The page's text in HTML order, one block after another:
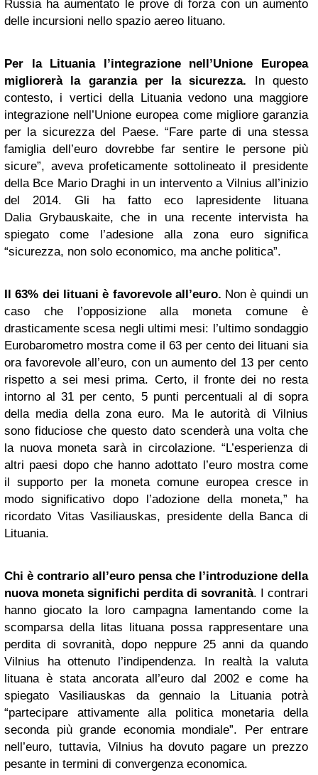
Russia ha aumentato le prove di forza con un aumento
delle incursioni nello spazio aereo lituano.
Per la Lituania l’integrazione nell’Unione Europea
migliorerà la garanzia per la sicurezza. In questo
contesto, i vertici della Lituania vedono una maggiore
integrazione nell’Unione europea come migliore garanzia
per la sicurezza del Paese. “Fare parte di una stessa
famiglia dell’euro dovrebbe far sentire le persone più
sicure”, aveva profeticamente sottolineato il presidente
della Bce Mario Draghi in un intervento a Vilnius all’inizio
del 2014. Gli ha fatto eco lapresidente lituana
Dalia Grybauskaite, che in una recente intervista ha
spiegato come l’adesione alla zona euro significa
“sicurezza, non solo economico, ma anche politica”.
Il 63% dei lituani è favorevole all’euro. Non è quindi un
caso che l’opposizione alla moneta comune è
drasticamente scesa negli ultimi mesi: l’ultimo sondaggio
Eurobarometro mostra come il 63 per cento dei lituani sia
ora favorevole all’euro, con un aumento del 13 per cento
rispetto a sei mesi prima. Certo, il fronte dei no resta
intorno al 31 per cento, 5 punti percentuali al di sopra
della media della zona euro. Ma le autorità di Vilnius
sono fiduciose che questo dato scenderà una volta che
la nuova moneta sarà in circolazione. “L’esperienza di
altri paesi dopo che hanno adottato l’euro mostra come
il supporto per la moneta comune europea cresce in
modo significativo dopo l’adozione della moneta,” ha
ricordato Vitas Vasiliauskas, presidente della Banca di
Lituania.
Chi è contrario all’euro pensa che l’introduzione della
nuova moneta significhi perdita di sovranità. I contrari
hanno giocato la loro campagna lamentando come la
scomparsa della litas lituana possa rappresentare una
perdita di sovranità, dopo neppure 25 anni da quando
Vilnius ha ottenuto l’indipendenza. In realtà la valuta
lituana è stata ancorata all’euro dal 2002 e come ha
spiegato Vasiliauskas da gennaio la Lituania potrà
“partecipare attivamente alla politica monetaria della
seconda più grande economia mondiale”. Per entrare
nell’euro, tuttavia, Vilnius ha dovuto pagare un prezzo
pesante in termini di convergenza economica.